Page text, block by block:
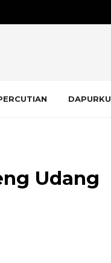
DAPURKU
Udang